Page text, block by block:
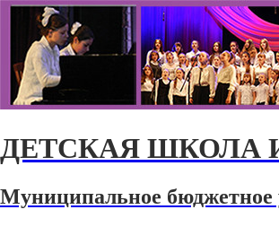
ДЕТСКАЯ ШКОЛА
Муниципальное бюджетное